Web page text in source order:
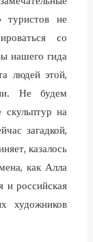
туристов не
со
нашего гида
людей этой,
Не будем
на
загадкой,
казалось
как Алла
и российская
художников